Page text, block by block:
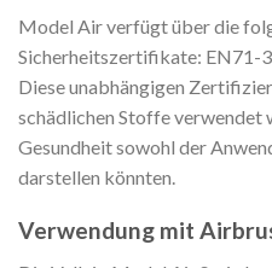
Model Air verfügt über die
Sicherheitszertifikate: EN71-
Diese unabhängigen
schädlichen Stoffe verwendet
Gesundheit sowohl der
darstellen könnten.
Verwendung mit